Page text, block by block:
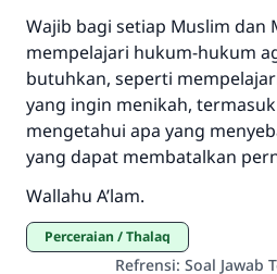
Wajib bagi setiap Muslim dan
mempelajari hukum-hukum
butuhkan, seperti
yang ingin menikah,
mengetahui apa yang
yang dapat membatalkan
Wallahu A’lam.
Perceraian / Thalaq
Refrensi: Soal Jawab